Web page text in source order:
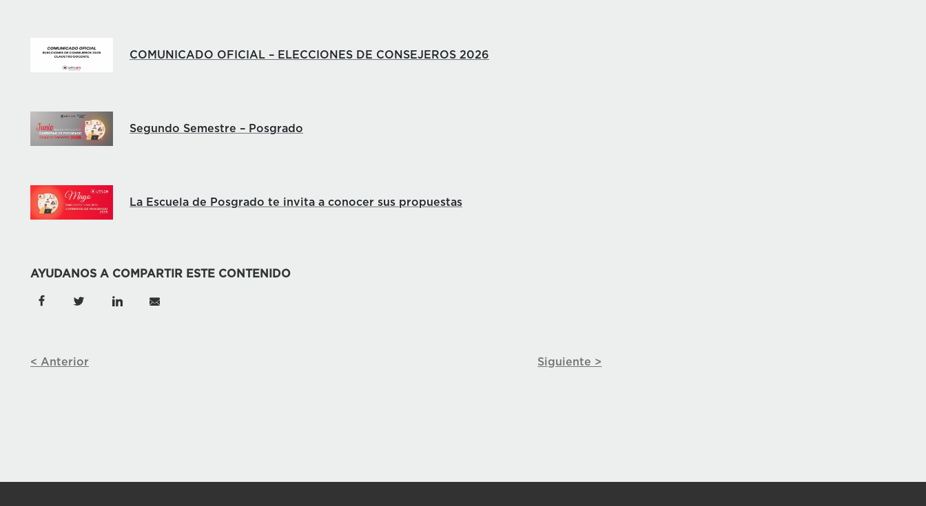
COMUNICADO OFICIAL – ELECCIONES DE CONSEJEROS 2026
Segundo Semestre – Posgrado
La Escuela de Posgrado te invita a conocer sus propuestas
AYUDANOS A COMPARTIR ESTE CONTENIDO
< Anterior Siguiente >